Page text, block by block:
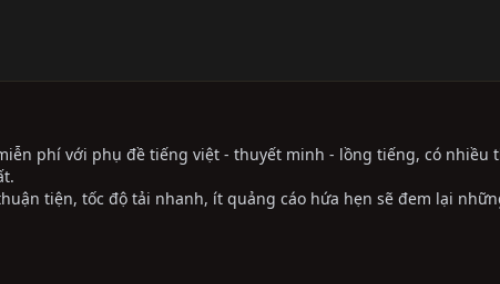
phí với phụ đề tiếng việt - thuyết minh - lồng tiếng, có nhiều
tiện, tốc độ tải nhanh, ít quảng cáo hứa hẹn sẽ đem lại